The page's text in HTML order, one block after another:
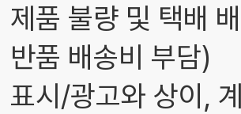
제품 불량 및 택배
반품 배송비 부담)
표시/광고와 상이,